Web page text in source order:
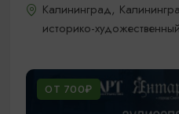
Калининград,
историко-
ОТ 700₽